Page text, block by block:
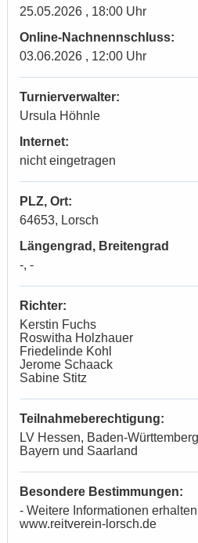
25.05.2026 , 18:00 Uhr
Online-Nachnennschluss:
03.06.2026 , 12:00 Uhr
Turnierverwalter:
Ursula Höhnle
Internet:
nicht eingetragen
PLZ, Ort:
64653, Lorsch
Längengrad, Breitengrad
-, -
Richter:
Kerstin Fuchs
Roswitha Holzhauer
Friedelinde Kohl
Jerome Schaack
Sabine Stitz
Teilnahmeberechtigung:
LV Hessen, Baden-
Bayern und Saarland
Besondere Bestimmungen:
- Weitere Informationen
www.reitverein-lorsch.de